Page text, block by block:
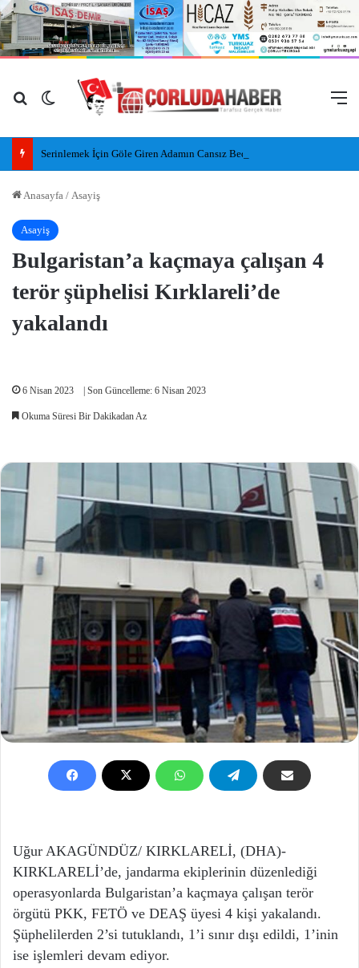
Arama yap ...
Dış görünümü değiştir
Serinlemek İçin Göle Giren Adamın Cansız Bedeni Bulundu
Anasayfa / Asayiş
Asayiş
Bulgaristan’a kaçmaya çalışan 4
terör şüphelisi Kırklareli’de
yakalandı
6 Nisan 2023 | Son Güncelleme: 6 Nisan 2023
Okuma Süresi Bir Dakikadan Az
Uğur AKAGÜNDÜZ/ KIRKLARELİ, (DHA)-
KIRKLARELİ’de, jandarma ekiplerinin düzenlediği
operasyonlarda Bulgaristan’a kaçmaya çalışan terör
örgütü PKK, FETÖ ve DEAŞ üyesi 4 kişi yakalandı.
Şüphelilerden 2’si tutuklandı, 1’i sınır dışı edildi, 1’inin
ise işlemleri devam ediyor.